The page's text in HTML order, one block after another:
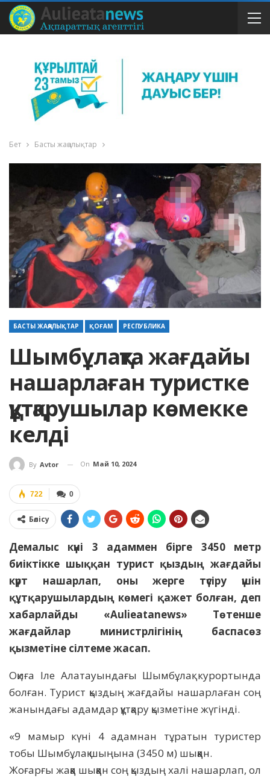
Бет Басты жаңалықтар
БАСТЫ ЖАҢАЛЫҚТАР ҚОҒАМ РЕСПУБЛИКА
Шымбұлақта жағдайы
нашарлаған туристке
құтқарушылар көмекке
келді
By Avtor On Май 10, 2024
0
722
Бөлісу
Демалыс күні 3 адаммен бірге 3450 метр
биіктікке шыққан турист қыздың жағдайы
күрт нашарлап, оны жерге түсіру үшін
құтқарушылардың көмегі қажет болған, деп
хабарлайды «Aulieatanews» Төтенше
жағдайлар министрлігінің баспасөз
қызметіне сілтеме жасап.
Оқиға Іле Алатауындағы Шымбұлақ курортында
болған. Турист қыздың жағдайы нашарлаған соң
жанындағы адамдар құтқару қызметіне жүгінді.
«9 мамыр күні 4 адамнан тұратын туристер
тобы Шымбұлақ шыңына (3450 м) шыққан.
Жоғарғы жаққа шыққан соң қыздың халі нашарлап, ол